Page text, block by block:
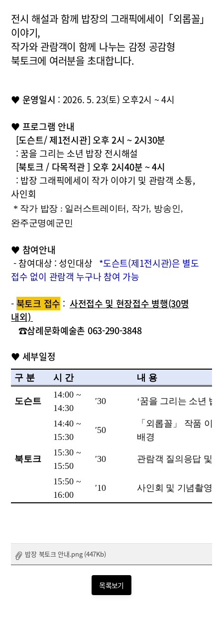
전시 해설과 함께 밥장의 그래픽에세이「외롭꼴」
이야기,
작가와 관람객이 함께 나누는 감정 공감형
북토크에 여러분을 초대합니다.
♥ 운영일시 : 2026. 5. 23(토) 오후2시 ~ 4시
♥ 프로그램 안내
[도슨트/ 제1전시관] 오후 2시 ~ 2시30분
: 꿈을 그리는 소년 밥장 전시해설
[북토크 / 다목적관 ] 오후 2시40분 ~ 4시
: 밥장 그래픽에세이 작가 이야기 및 관람객 소통,
사인회
* 작가 밥장 : 일러스트레이터 , 작가, 방송인 ,
완주군명예군민
♥ 참여안내
- 참여대상 : 성인대상 *도슨트(제1전시관)은 별도
접수 없이 관람객 누구나 참여 가능
-북토크 접수 : 사전접수 및 현장접수 병행(30명
내외)
☎삼례문화예술촌 063-290-3848
♥ 세부일정
구 분 시 간 내 용
도슨트
14:00 ~
14:30
′30 ‘꿈을 그리는 소년 밥
북토크
14:40 ~
15:30
′50
「 외롭꼴 」 작품 이
배경
15:30 ~
15:50
′30 관람객 질의응답 및
15:50 ~
16:00
′10 사인회 및 기념촬영
밥장 북토크 안내.png (447Kb)
목록보기